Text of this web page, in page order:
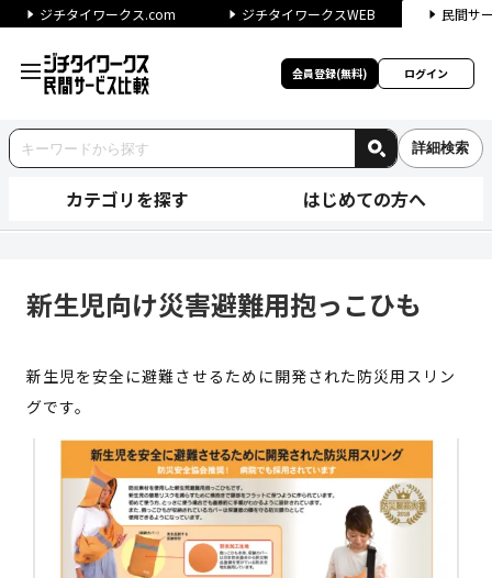
ジチタイワークス.com ジチタイワークスWEB 民間サ
会員登録(無料) ログイン
詳細検索
カテゴリを探す はじめての方へ
新生児向け災害避難用抱っこひも
新生児を安全に避難させるために開発された防災用スリン
グです。